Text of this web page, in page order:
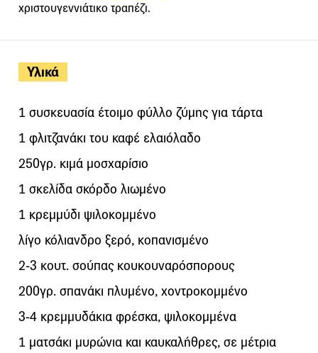
Υλικά
1 συσκευασία έτοιμο φύλλο ζύμης για τάρτα
1 φλιτζανάκι του καφέ ελαιόλαδο
250γρ. κιμά μοσχαρίσιο
1 σκελίδα σκόρδο λιωμένο
1 κρεμμύδι ψιλοκομμένο
λίγο κόλιανδρο ξερό, κοπανισμένο
2-3 κουτ. σούπας κουκουναρόσπορους
200γρ. σπανάκι πλυμένο, χοντροκομμένο
3-4 κρεμμυδάκια φρέσκα, ψιλοκομμένα
1 ματσάκι μυρώνια και καυκαλήθρες, σε μέτρια
χριστουγεννιάτικο τραπέζι.